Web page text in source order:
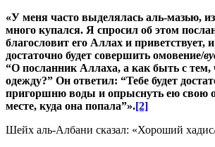
«У меня часто выделялась аль-мазью,
много купался. Я спросил об этом
благословит его Аллах и приветствует,
достаточно будет совершить омовение/
“О посланник Аллаха, а как быть с
одежду?” Он ответил: “Тебе будет
пригоршню воды и опрыснуть ею свою
месте, куда она попала”».[2]
Шейх аль-Албани сказал: «Хороший